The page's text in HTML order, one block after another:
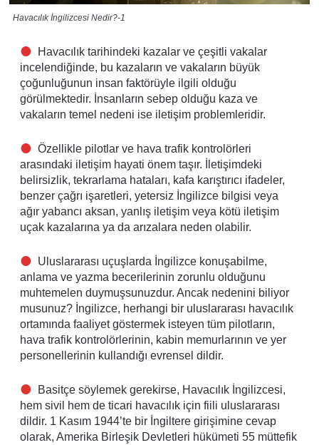
Havacılık İngilizcesi Nedir?-1
Havacılık tarihindeki kazalar ve çeşitli vakalar
incelendiğinde, bu kazaların ve vakaların büyük
çoğunluğunun insan faktörüyle ilgili olduğu
görülmektedir. İnsanların sebep olduğu kaza ve
vakaların temel nedeni ise iletişim problemleridir.
Özellikle pilotlar ve hava trafik kontrolörleri
arasındaki iletişim hayati önem taşır. İletişimdeki
belirsizlik, tekrarlama hataları, kafa karıştırıcı ifadeler,
benzer çağrı işaretleri, yetersiz İngilizce bilgisi veya
ağır yabancı aksan, yanlış iletişim veya kötü iletişim
uçak kazalarına ya da arızalara neden olabilir.
Uluslararası uçuşlarda İngilizce konuşabilme,
anlama ve yazma becerilerinin zorunlu olduğunu
muhtemelen duymuşsunuzdur. Ancak nedenini biliyor
musunuz? İngilizce, herhangi bir uluslararası havacılık
ortamında faaliyet göstermek isteyen tüm pilotların,
hava trafik kontrolörlerinin, kabin memurlarının ve yer
personellerinin kullandığı evrensel dildir.
Basitçe söylemek gerekirse, Havacılık İngilizcesi,
hem sivil hem de ticari havacılık için fiili uluslararası
dildir. 1 Kasım 1944’te bir İngiltere girişimine cevap
olarak, Amerika Birleşik Devletleri hükümeti 55 müttefik